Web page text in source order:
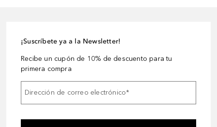
¡Suscríbete ya a la Newsletter!
Recibe un cupón de 10% de descuento para tu
primera compra
Dirección de correo electrónico*